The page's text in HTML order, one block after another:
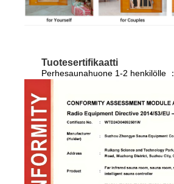
Tuotesertifikaatti
Perhesaunahuone 1-2 henkilölle ：